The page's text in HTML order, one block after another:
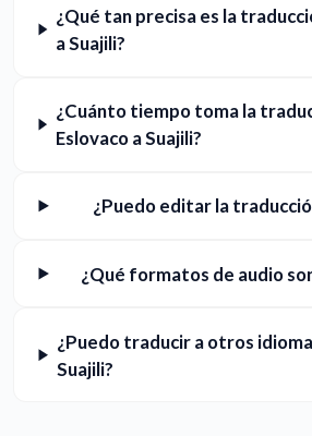
¿Qué tan precisa es la
a Suajili?
¿Cuánto tiempo toma la
Eslovaco a Suajili?
¿Puedo editar la
¿Qué formatos de audio
¿Puedo traducir a otros
Suajili?